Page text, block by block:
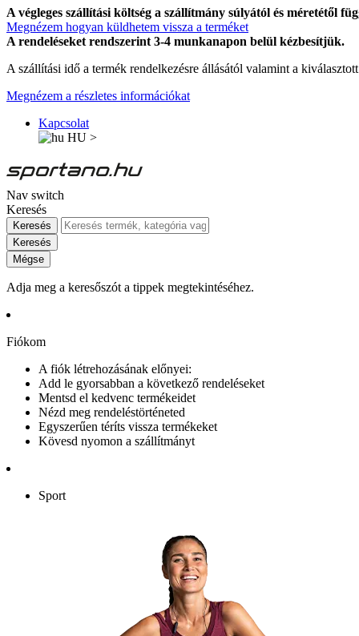
A végleges szállítási költség a szállítmány súlyától és méretétől
Megnézem hogyan küldhetem vissza a terméket
A rendeléseket rendszerint 3-4 munkanapon belül kézbesítjük.
A szállítási idő a termék rendelkezésre állásától valamint a
Megnézem a részletes információkat
Kapcsolat
HU >
Nav switch
Keresés
Keresés
Keresés
Mégse
Adja meg a keresőszót a tippek megtekintéséhez.
Fiókom
A fiók létrehozásának előnyei:
Add le gyorsabban a következő rendeléseket
Mentsd el kedvenc termékeidet
Nézd meg rendeléstörténeted
Egyszerűen téríts vissza termékeket
Kövesd nyomon a szállítmányt
Sport